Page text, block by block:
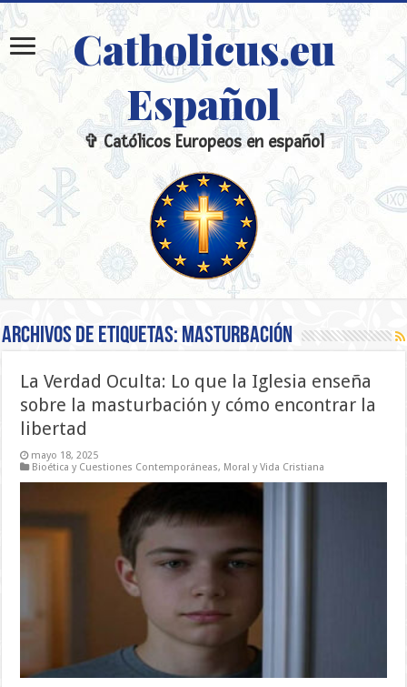
Catholicus.eu
Español
✞ Católicos Europeos en español
Archivos de etiquetas: masturbación
La Verdad Oculta: Lo que la Iglesia enseña
sobre la masturbación y cómo encontrar la
libertad
mayo 18, 2025
Bioética y Cuestiones Contemporáneas, Moral y Vida Cristiana